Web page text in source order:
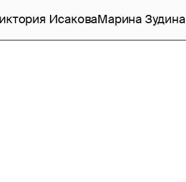
ИсаковаМарина Зудина